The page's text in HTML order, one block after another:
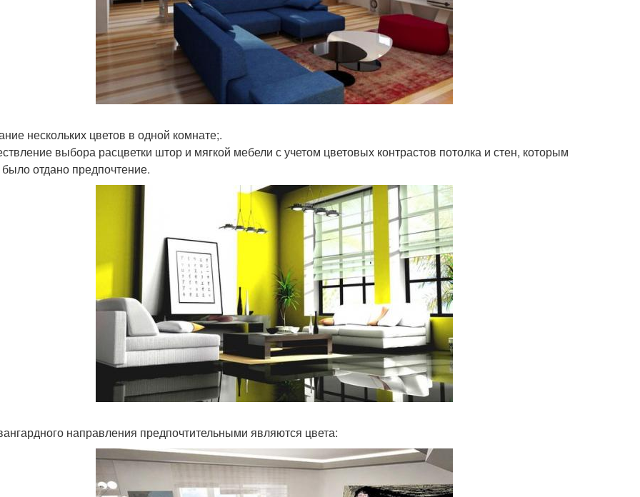
нескольких цветов в одной комнате;.
выбора расцветки штор и мягкой мебели с учетом цветовых контрастов потолка и стен, которым
отдано предпочтение.
направления предпочтительными являются цвета: